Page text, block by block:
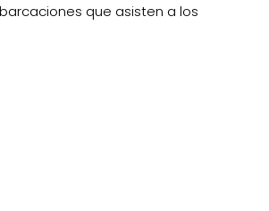
que asisten a los